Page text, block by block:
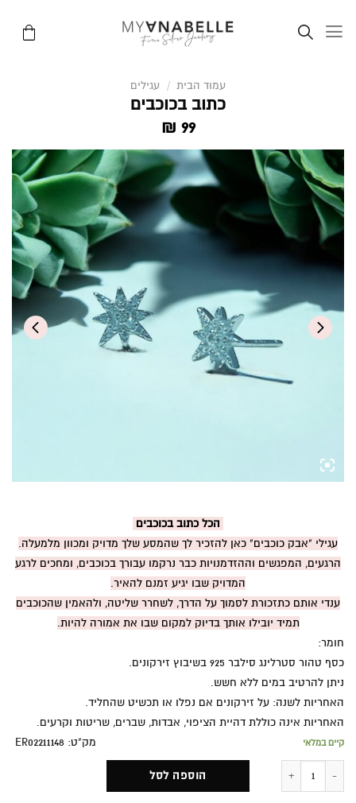
עמוד הבית / עגילים
כתוב בכוכבים
99
₪
הכל כתוב בכוכבים
עגילי "אבק כוכבים" כאן להזכיר לך שהמסע שלך מדויק ומכוון מלמעלה.
הרגעים, המפגשים וההזדמנויות כבר נרקמו עבורך בכוכבים, ומחכים לרגע
המדויק שבו יגיע זמנם להאיר.
ענדי אותם כתזכורת לסמוך על הדרך, לשחרר שליטה, ולהאמין שהכוכבים
תמיד יובילו אותך בדיוק למקום שבו את אמורה להיות.
חומר:
כסף טהור סטרלינג סילבר 925 בשיבוץ זירקונים.
ניתן להרטיב במים ללא חשש.
האחריות לשנה: על זירקונים אם נפלו או תכשיט שהחליד.
האחריות אינה כוללת דהיית הציפוי, אבדות, שברים, שריטות וקרעים.
קיים במלאי מק"ט: ER02211148
הוספה לסל